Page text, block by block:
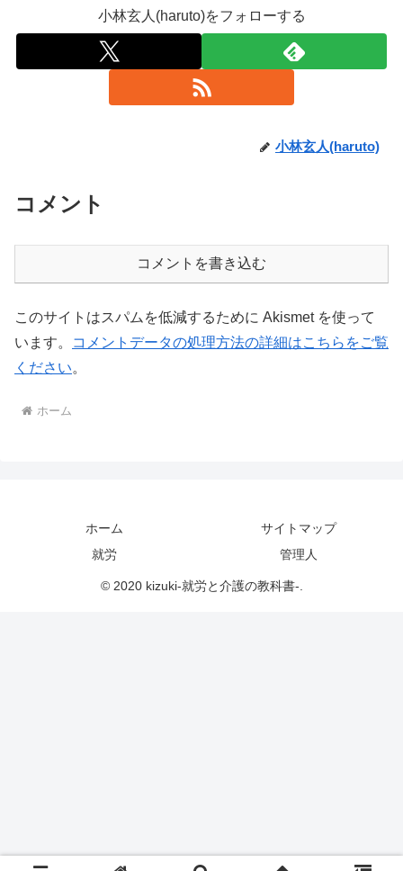
小林玄人(haruto)をフォローする
小林玄人(haruto)
コメント
コメントを書き込む
このサイトはスパムを低減するために Akismet を使って
います。
コメントデータの処理方法の詳細はこちらをご覧
ください。
ホーム
ホーム
サイトマップ
就労
管理人
© 2020 kizuki-就労と介護の教科書-.